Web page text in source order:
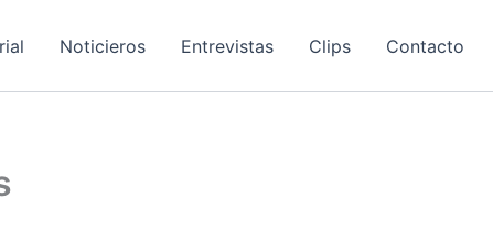
Noticieros Entrevistas Clips Contacto